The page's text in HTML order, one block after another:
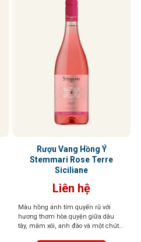
Rượu Vang Hồng Ý
Stemmari Rose Terre
Siciliane
Liên hệ
Màu hồng ánh tím quyến rũ với
hương thơm hòa quyện giữa dâu
tây, mâm xôi, anh đào và một chút